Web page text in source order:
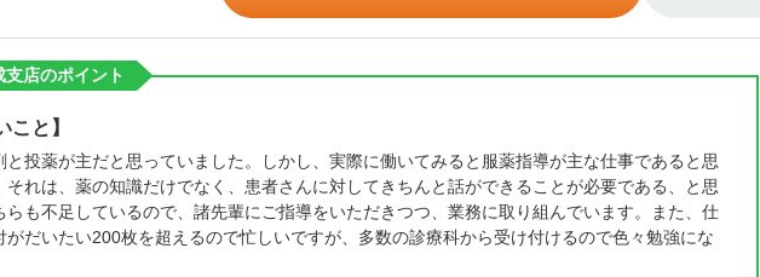
店のポイント
こと】
と投薬が主だと思っていました。しかし、実際に働いてみると服薬指導が主な仕事であると思
それは、薬の知識だけでなく、患者さんに対してきちんと話ができることが必要である、と思
らも不足しているので、諸先輩にご指導をいただきつつ、業務に取り組んでいます。また、仕
がだいたい200枚を超えるので忙しいですが、多数の診療科から受け付けるので色々勉強にな